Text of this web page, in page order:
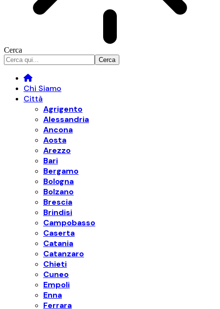
Cerca
Chi Siamo
Città
Agrigento
Alessandria
Ancona
Aosta
Arezzo
Bari
Bergamo
Bologna
Bolzano
Brescia
Brindisi
Campobasso
Caserta
Catania
Catanzaro
Chieti
Cuneo
Empoli
Enna
Ferrara